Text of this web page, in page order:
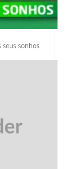
seus sonhos